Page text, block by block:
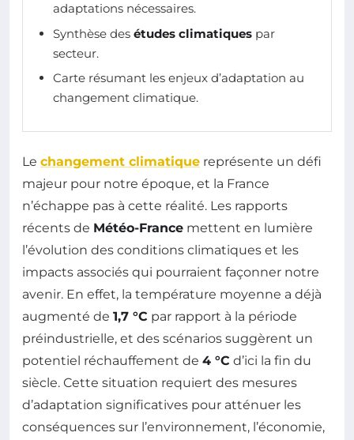
adaptations nécessaires.
Synthèse des études climatiques par
secteur.
Carte résumant les enjeux d’adaptation au
changement climatique.
Le changement climatique représente un défi
majeur pour notre époque, et la France
n’échappe pas à cette réalité. Les rapports
récents de Météo-France mettent en lumière
l’évolution des conditions climatiques et les
impacts associés qui pourraient façonner notre
avenir. En effet, la température moyenne a déjà
augmenté de 1,7 °C par rapport à la période
préindustrielle, et des scénarios suggèrent un
potentiel réchauffement de 4 °C d’ici la fin du
siècle. Cette situation requiert des mesures
d’adaptation significatives pour atténuer les
conséquences sur l’environnement, l’économie,